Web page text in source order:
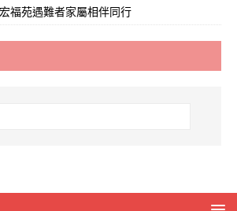
福苑遇難者家屬相伴同行